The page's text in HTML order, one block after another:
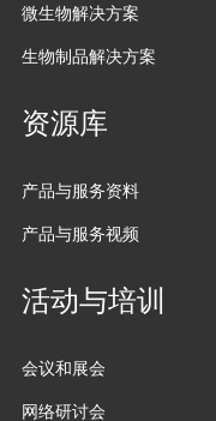
微生物解决方案
生物制品解决方案
资源库
产品与服务资料
产品与服务视频
活动与培训
会议和展会
网络研讨会